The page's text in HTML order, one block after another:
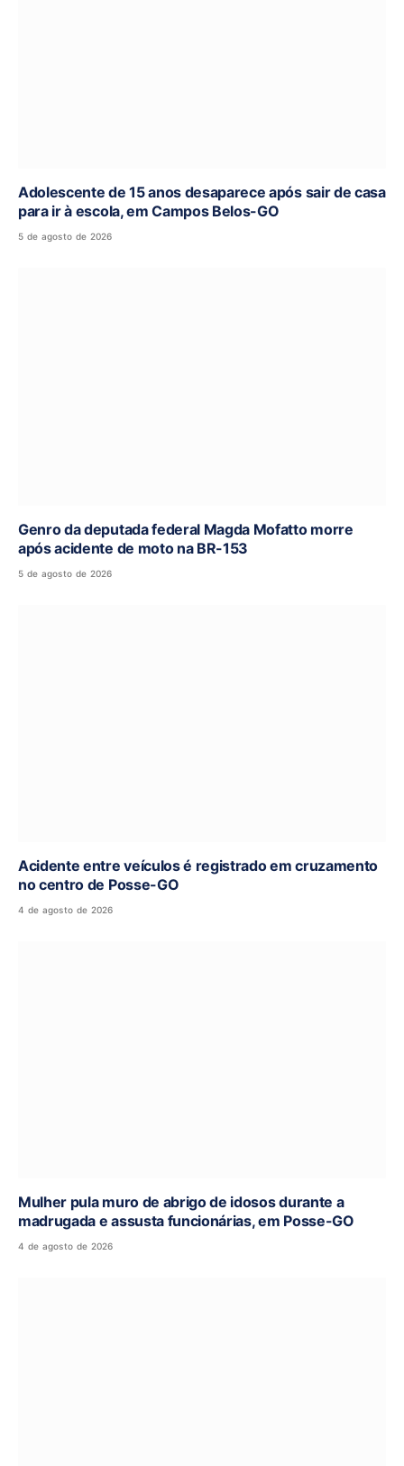
Adolescente de 15 anos desaparece após sair de casa
para ir à escola, em Campos Belos-GO
5 de agosto de 2026
Genro da deputada federal Magda Mofatto morre
após acidente de moto na BR-153
5 de agosto de 2026
Acidente entre veículos é registrado em cruzamento
no centro de Posse-GO
4 de agosto de 2026
Mulher pula muro de abrigo de idosos durante a
madrugada e assusta funcionárias, em Posse-GO
4 de agosto de 2026